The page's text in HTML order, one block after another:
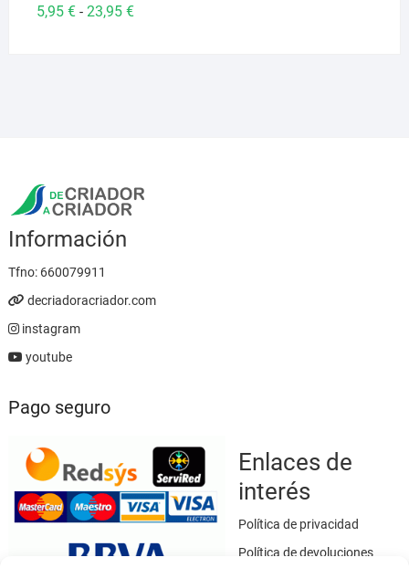
5,95 € - 23,95 €Rango
Información
Tfno: 660079911
decriadoracriador.com
instagram
youtube
Pago seguro
Enlaces de
interés
Política de privacidad
Política de devoluciones